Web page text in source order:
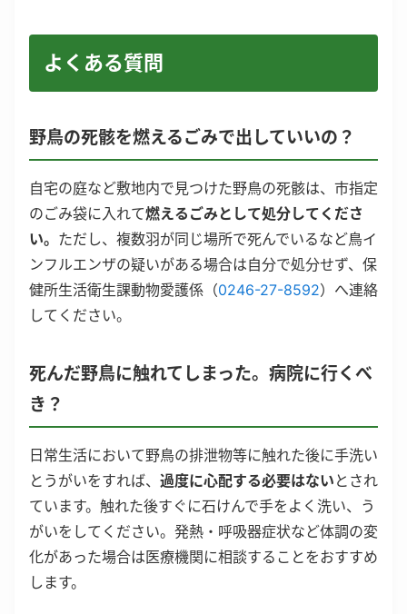
よくある質問
野鳥の死骸を燃えるごみで出していいの？
自宅の庭など敷地内で見つけた野鳥の死骸は、市指定
のごみ袋に入れて燃えるごみとして処分してくださ
い。 ただし、複数羽が同じ場所で死んでいるなど鳥イ
ンフルエンザの疑いがある場合は自分で処分せず、保
健所生活衛生課動物愛護係（0246-27-8592）へ連絡
してください。
死んだ野鳥に触れてしまった。病院に行くべ
き？
日常生活において野鳥の排泄物等に触れた後に手洗い
とうがいをすれば、 過度に心配する必要はない とされ
ています。触れた後すぐに石けんで手をよく洗い、う
がいをしてください。発熱・呼吸器症状など体調の変
化があった場合は医療機関に相談することをおすすめ
します。